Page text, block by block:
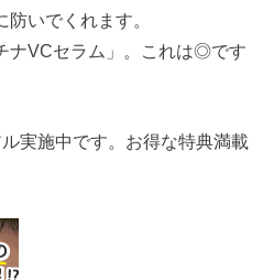
いでくれます。
ナVCセラム」。これは◎です
実施中です。お得な特典満載